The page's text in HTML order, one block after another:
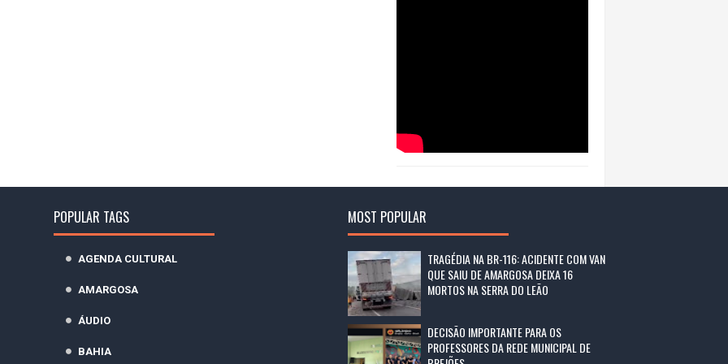
POPULAR TAGS
AGENDA CULTURAL
AMARGOSA
ÁUDIO
BAHIA
MOST POPULAR
TRAGÉDIA NA BR-116: ACIDENTE COM VAN
QUE SAIU DE AMARGOSA DEIXA 16
MORTOS NA SERRA DO LEÃO
DECISÃO IMPORTANTE PARA OS
PROFESSORES DA REDE MUNICIPAL DE